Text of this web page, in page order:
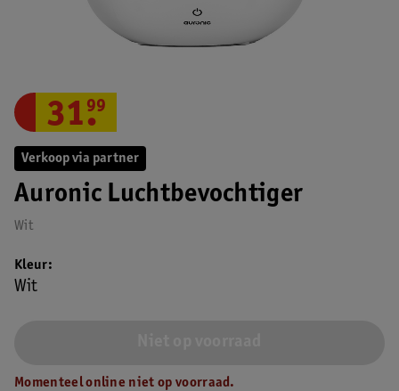
Verkoop via partner
Auronic Luchtbevochtiger
Wit
31.
99
Kleur
Wit
Momenteel online niet op voorraad.